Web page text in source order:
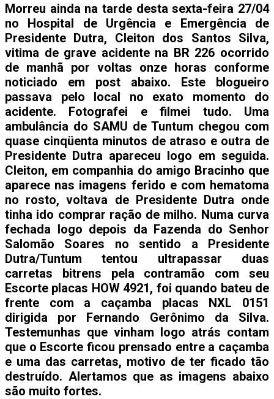
Morreu ainda na tarde desta sexta-feira 27/04
no Hospital de Urgência e Emergência de
Presidente Dutra, Cleiton dos Santos Silva,
vitima de grave acidente na BR 226 ocorrido
de manhã por voltas onze horas conforme
noticiado em post abaixo. Este blogueiro
passava pelo local no exato momento do
acidente. Fotografei e filmei tudo. Uma
ambulância do SAMU de Tuntum chegou com
quase cinqüenta minutos de atraso e outra de
Presidente Dutra apareceu logo em seguida.
Cleiton, em companhia do amigo Bracinho que
aparece nas imagens ferido e com hematoma
no rosto, voltava de Presidente Dutra onde
tinha ido comprar ração de milho. Numa curva
fechada logo depois da Fazenda do Senhor
Salomão Soares no sentido a Presidente
Dutra/Tuntum tentou ultrapassar duas
carretas bitrens pela contramão com seu
Escorte placas HOW 4921, foi quando bateu de
frente com a caçamba placas NXL 0151
dirigida por Fernando Gerônimo da Silva.
Testemunhas que vinham logo atrás contam
que o Escorte ficou prensado entre a caçamba
e uma das carretas, motivo de ter ficado tão
destruído. Alertamos que as imagens abaixo
são muito fortes.